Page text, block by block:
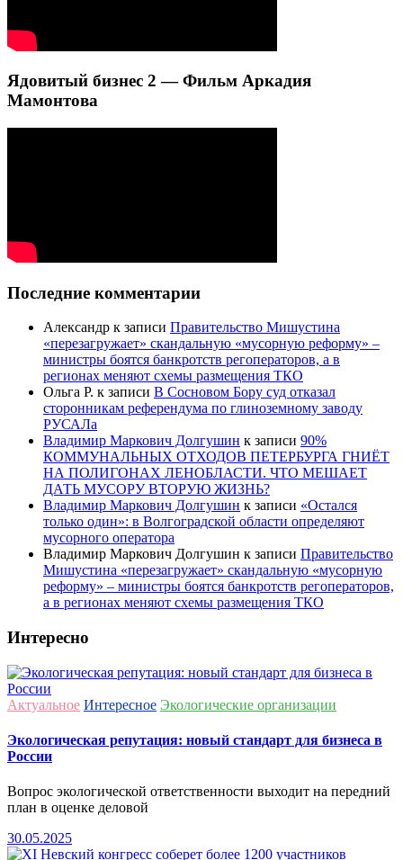
Ядовитый бизнес 2 — Фильм Аркадия
Мамонтова
Последние комментарии
Александр к записи Правительство Мишустина
«перезагружает» скандальную «мусорную реформу» –
министры боятся банкротств регоператоров, а в
регионах меняют схемы размещения ТКО
Ольга Р. к записи В Сосновом Бору суд отказал
сторонникам референдума по глиноземному заводу
РУСАЛа
Владимир Маркович Долгушин к записи 90%
КОММУНАЛЬНЫХ ОТХОДОВ ПЕТЕРБУРГА ГНИЁТ
НА ПОЛИГОНАХ ЛЕНОБЛАСТИ. ЧТО МЕШАЕТ
ДАТЬ МУСОРУ ВТОРУЮ ЖИЗНЬ?
Владимир Маркович Долгушин к записи «Остался
только один»: в Волгоградской области определяют
мусорного оператора
Владимир Маркович Долгушин к записи Правительство
Мишустина «перезагружает» скандальную «мусорную
реформу» – министры боятся банкротств регоператоров,
а в регионах меняют схемы размещения ТКО
Интересно
Актуальное Интересное Экологические организации
Экологическая репутация: новый стандарт для бизнеса в
России
Вопрос экологической ответственности выходит на передний
план в оценке деловой
30.05.2025